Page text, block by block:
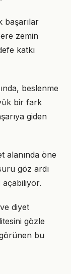
başarılar
zemin
katkı
beslenme
bir fark
giden
alanında öne
göz ardı
diyet
gözle
bu